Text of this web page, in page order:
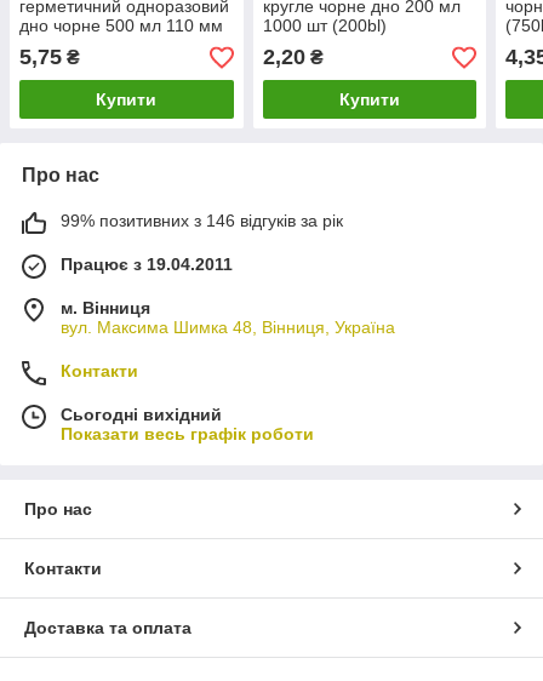
герметичний одноразовий
дно чорне 500 мл 110 мм
1000 шт контейнер для
салатів та гарячих страв
5,75 ₴
Купити
кругле чорне дно 200 мл
1000 шт (200bl)
2,20₴
Купити
Про нас
99% позитивних з 146 відгуків за рік
Працює з 19.04.2011
м. Вінниця
вул. Максима Шимка 48, Вінниця, Україна
Контакти
Сьогодні вихідний
Показати весь графік роботи
Про нас
Контакти
Доставка та оплата